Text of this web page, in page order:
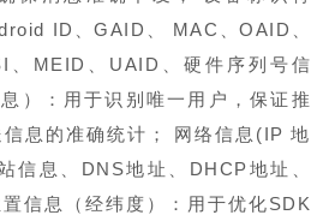
ID、GAID、 MAC、OAID、
、MEID、UAID、硬件序列号信
）：用于识别唯一用户，保证推
息的准确统计； 网络信息(IP 地
信息、DNS地址、DHCP地址、
信息（经纬度）：用于优化SDK